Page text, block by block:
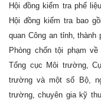
Hội đồng kiểm tra phế
Hội đồng kiểm tra bao
quan Công an tỉnh,
Phòng chốn tội phạm
Tổng cục Môi trường,
trường và một số Bộ,
trường, chuyên gia kỹ